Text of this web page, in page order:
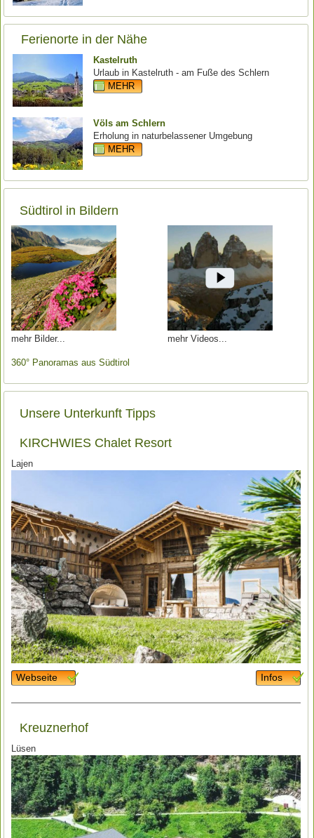
Ferienorte in der Nähe
Kastelruth
Urlaub in Kastelruth - am Fuße des Schlern
MEHR
Völs am Schlern
Erholung in naturbelassener Umgebung
MEHR
Südtirol in Bildern
mehr Bilder mehr Videos
360° Panoramas aus Südtirol
Unsere Unterkunft Tipps
KIRCHWIES Chalet Resort
Lajen
Webseite Infos
Kreuznerhof
Lüsen